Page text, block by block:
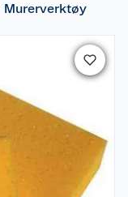
Murerverktøy